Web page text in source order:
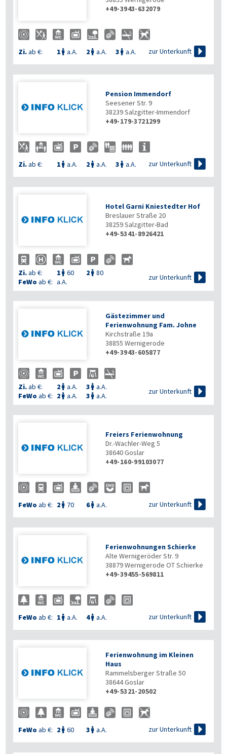
+49-3943-632079
Zi.ab €: 1  a.A. 2  a.A. 3  a.A. zur Unterkunft 
Pension Immendorf
Seesener Str. 9
38239Salzgitter-Immendorf
+49-179-3721299
Zi.ab €: 1  a.A. 2  a.A. 3  a.A. zur Unterkunft 
Hotel Garni Kniestedter Hof
Breslauer Straße 20
38259Salzgitter-Bad
+49-5341-8926421
Zi.ab €: 1  60 2  80
FeWo ab €: a.A.
zur Unterkunft 
Gästezimmer und
Ferienwohnung Fam. Johne
Kirchstraße 19a
38855 Wernigerode
+49-3943-605877
Zi.ab €: 2  a.A. 3  a.A.
FeWo ab €: 2  a.A. 3  a.A.
zur Unterkunft 
Freiers Ferienwohnung
Dr.-Wachler-Weg 5
38640Goslar
+49-160-99103077
FeWo ab €: 2  70 6 a.A. zur Unterkunft 
Ferienwohnungen Schierke
Alte Wernigeröder Str. 9
38879Wernigerode OT Schierke
+49-39455-569811
FeWo ab €: 1  a.A. 4 a.A. zur Unterkunft 
Ferienwohnung im Kleinen
Haus
Rammelsberger Straße 50
38644Goslar
+49-5321-20502
FeWo ab €: 2  60 3  a.A. zur Unterkunft 